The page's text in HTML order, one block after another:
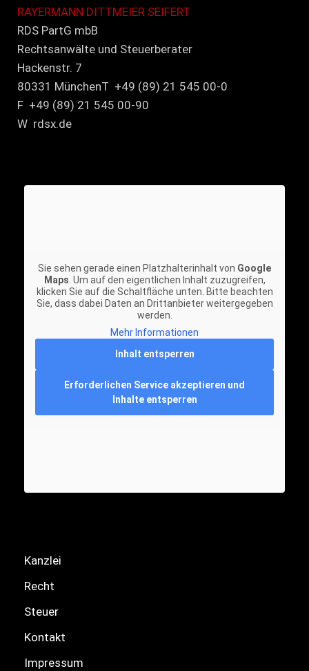
RAYERMANN DITTMEIER SEIFERT
RDS PartG mbB
Rechtsanwälte und Steuerberater
Hackenstr. 7
80331 MünchenT +49 (89) 21 545 00-0
F +49 (89) 21 545 00-90
W rdsx.de
Sie sehen gerade einen Platzhalterinhalt von Google
Maps . Um auf den eigentlichen Inhalt zuzugreifen,
klicken Sie auf die Schaltfläche unten. Bitte beachten
Sie, dass dabei Daten an Drittanbieter weitergegeben
werden.
Mehr Informationen
Inhalt entsperren
Erforderlichen Service akzeptieren und
Inhalte entsperren
Kanzlei
Recht
Steuer
Kontakt
Impressum